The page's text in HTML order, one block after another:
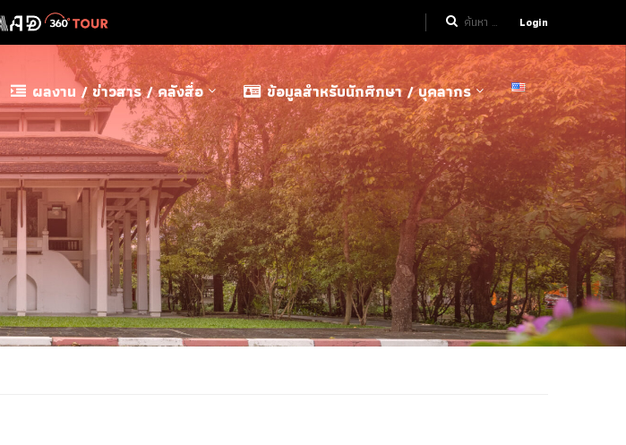
Login
ผลงาน / ข่าวสาร / คลังสื่อ ข้อมูลสำหรับนักศึกษา / บุคลากร